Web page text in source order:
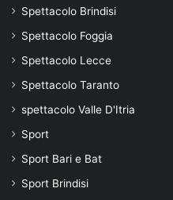
Spettacolo Brindisi
Spettacolo Foggia
Spettacolo Lecce
Spettacolo Taranto
spettacolo Valle D'Itria
Sport
Sport Bari e Bat
Sport Brindisi